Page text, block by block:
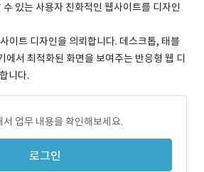
있는 사용자 친화적인 웹사이트를 디자인
이트 디자인을 의뢰합니다. 데스크톱, 태블
에서 최적화된 화면을 보여주는 반응형 웹 디
니다.
서 업무 내용을 확인해보세요.
로그인